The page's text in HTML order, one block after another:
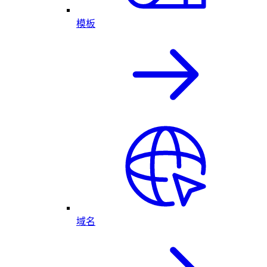
模板
域名